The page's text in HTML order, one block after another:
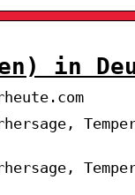
in